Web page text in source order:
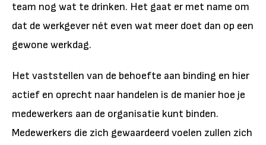
team nog wat te drinken. Het gaat er met name om
dat de werkgever nét even wat meer doet dan op een
gewone werkdag.
Het vaststellen van de behoefte aan binding en hier
actief en oprecht naar handelen is de manier hoe je
medewerkers aan de organisatie kunt binden.
Medewerkers die zich gewaardeerd voelen zullen zich